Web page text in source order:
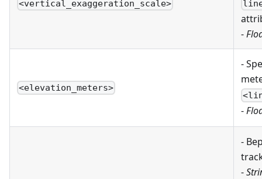
<vertical_exaggeration_scale>
-
<elevation_meters>
-
-
-
-